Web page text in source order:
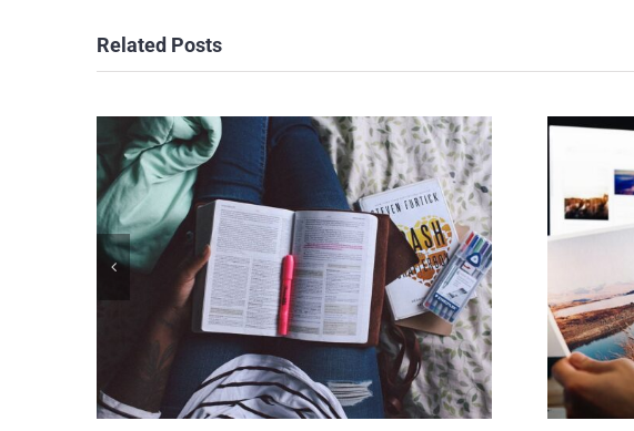
Related Posts